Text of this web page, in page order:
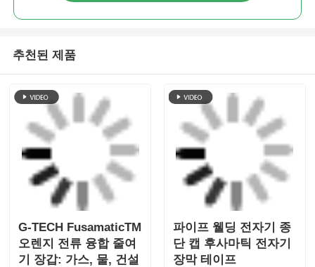
추천된 제품
G-TECH FusamaticTM
오렌지 전류 융합 줄여
기 장갑: 가스, 물, 건설
파이프 웰딩 전자기 종
단 캡 후사마틱 전자기
장막 테이프